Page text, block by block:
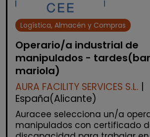
Logística, Almacén y Compras
Operario/a industrial de
manipulados -
mariola)
AURA FACILITY SERVICES S.L.
España(Alicante)
Auracee selecciona un/a
manipulados con certificado